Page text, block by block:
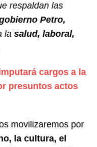
respaldan las
Petro,
la salud, laboral,
cargos a la
presuntos actos
movilizaremos por
la cultura, el